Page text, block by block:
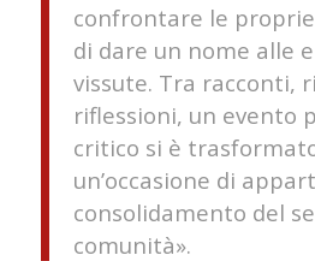
confrontare le
di dare un nome alle
vissute. Tra racconti,
riflessioni, un evento
critico si è
un’occasione di
consolidamento del
comunità».